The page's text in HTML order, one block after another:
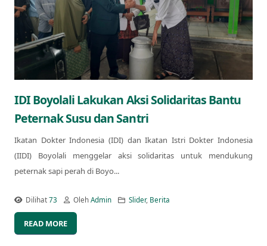
IDI Boyolali Lakukan Aksi Solidaritas Bantu
Peternak Susu dan Santri
Ikatan Dokter Indonesia (IDI) dan Ikatan Istri Dokter Indonesia
(IIDI) Boyolali menggelar aksi solidaritas untuk mendukung
peternak sapi perah di Boyo...
Dilihat73 OlehAdmin Slider, Berita
READ MORE